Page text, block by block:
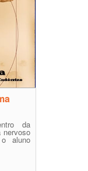
da
nervoso
aluno